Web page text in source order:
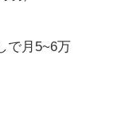
で月5~6万